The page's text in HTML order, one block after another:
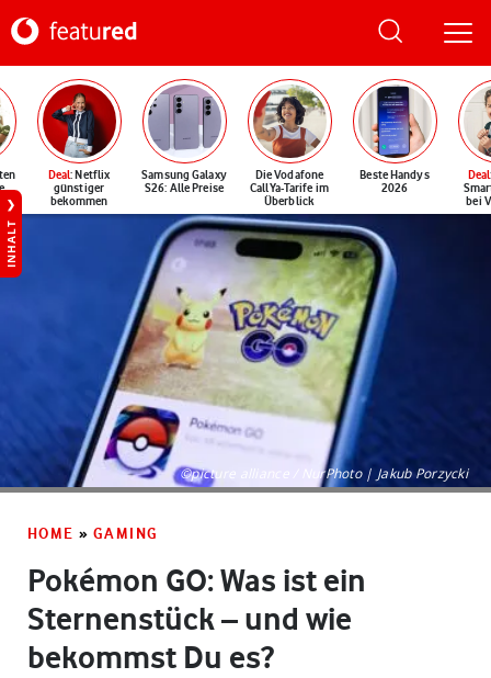
Deal: Netflix
günstiger
bekommen
Samsung Galaxy
S26: Alle Preise
Die Vodafone
CallYa-Tarife im
Überblick
Beste Handys
2026
Deal
bei
INHALT
©picture alliance / NurPhoto | Jakub Porzycki
HOME » GAMING
Pokémon GO: Was ist ein
Sternenstück – und wie
bekommst Du es?